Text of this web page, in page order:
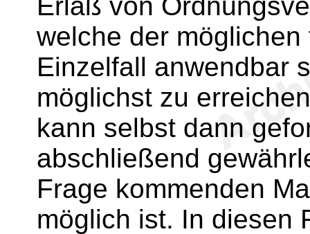
welche der
Einzelfall anwendbar
möglichst zu
kann selbst dann
abschließend
Frage kommenden
möglich ist. In diesen